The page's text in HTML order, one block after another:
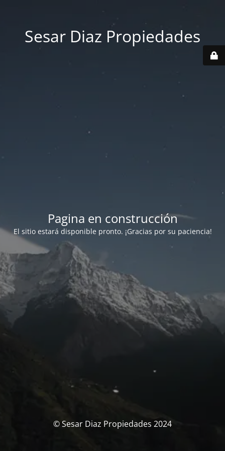
Sesar Diaz Propiedades
Pagina en construcción
El sitio estará disponible pronto. ¡Gracias por su paciencia!
© Sesar Diaz Propiedades 2024